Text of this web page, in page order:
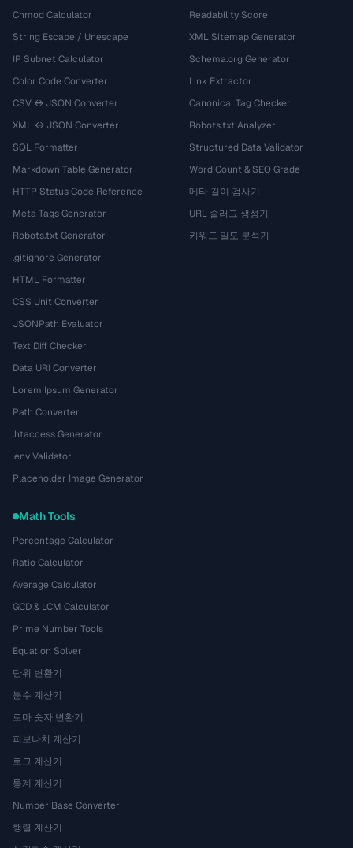
Chmod Calculator
String Escape / Unescape
IP Subnet Calculator
Color Code Converter
CSV ↔ JSON Converter
XML ↔ JSON Converter
SQL Formatter
Markdown Table Generator
HTTP Status Code Reference
Meta Tags Generator
Robots.txt Generator
.gitignore Generator
HTML Formatter
CSS Unit Converter
JSONPath Evaluator
Text Diff Checker
Data URI Converter
Lorem Ipsum Generator
Path Converter
.htaccess Generator
.env Validator
Placeholder Image Generator
Readability Score
XML Sitemap Generator
Schema.org Generator
Link Extractor
Canonical Tag Checker
Robots.txt Analyzer
Structured Data Validator
Word Count & SEO Grade
메타 길이 검사기
URL 슬러그 생성기
키워드 밀도 분석기
Math Tools
Percentage Calculator
Ratio Calculator
Average Calculator
GCD & LCM Calculator
Prime Number Tools
Equation Solver
단위 변환기
분수 계산기
로마 숫자 변환기
피보나치 계산기
로그 계산기
통계 계산기
Number Base Converter
행렬 계산기